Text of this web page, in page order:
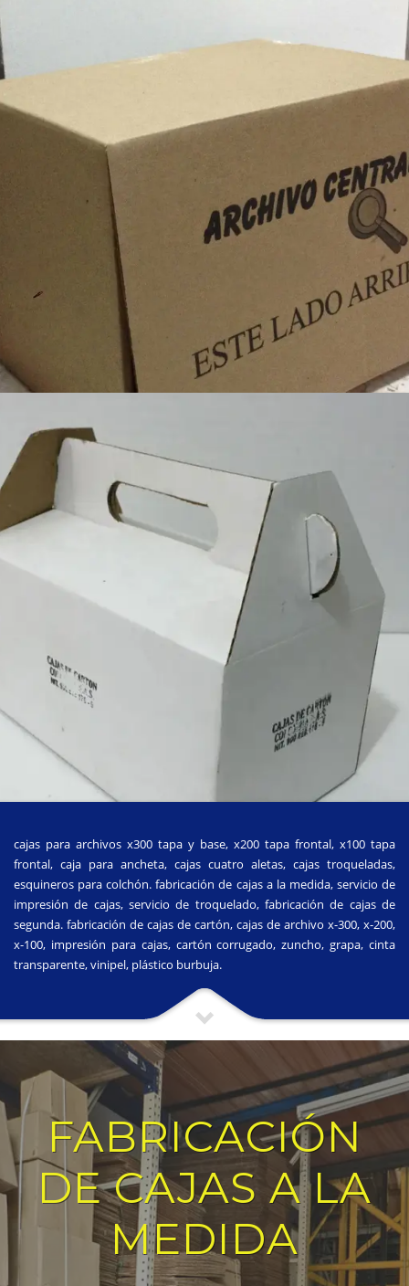
cajas para archivos x300 tapa y base, x200 tapa frontal, x100 tapa
frontal, caja para ancheta, cajas cuatro aletas, cajas troqueladas,
esquineros para colchón. fabricación de cajas a la medida, servicio de
impresión de cajas, servicio de troquelado, fabricación de cajas de
segunda. fabricación de cajas de cartón, cajas de archivo x-300, x-200,
x-100, impresión para cajas, cartón corrugado, zuncho, grapa, cinta
transparente, vinipel, plástico burbuja.
FABRICACIÓN
DE CAJAS A LA
MEDIDA